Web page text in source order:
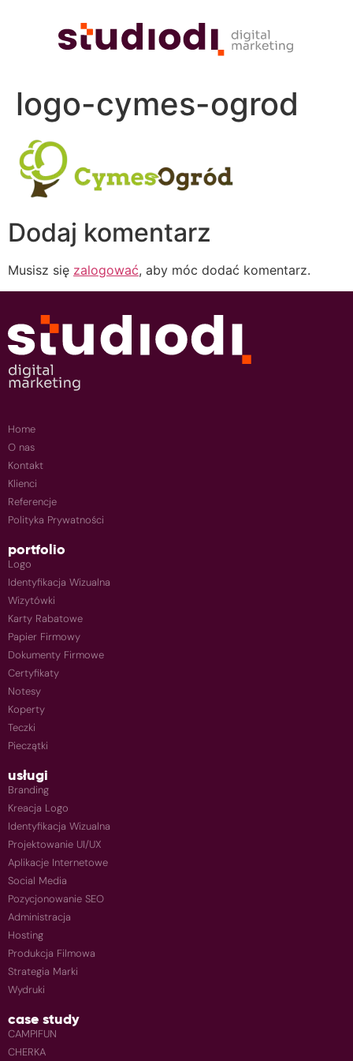
logo-cymes-ogrod
Dodaj komentarz
Musisz się zalogować, aby móc dodać komentarz.
Home
O nas
Kontakt
Klienci
Referencje
Polityka Prywatności
portfolio
Logo
Identyfikacja Wizualna
Wizytówki
Karty Rabatowe
Papier Firmowy
Dokumenty Firmowe
Certyfikaty
Notesy
Koperty
Teczki
Pieczątki
usługi
Branding
Kreacja Logo
Identyfikacja Wizualna
Projektowanie UI/UX
Aplikacje Internetowe
Social Media
Pozycjonowanie SEO
Administracja
Hosting
Produkcja Filmowa
Strategia Marki
Wydruki
case study
CAMPIFUN
CHERKA